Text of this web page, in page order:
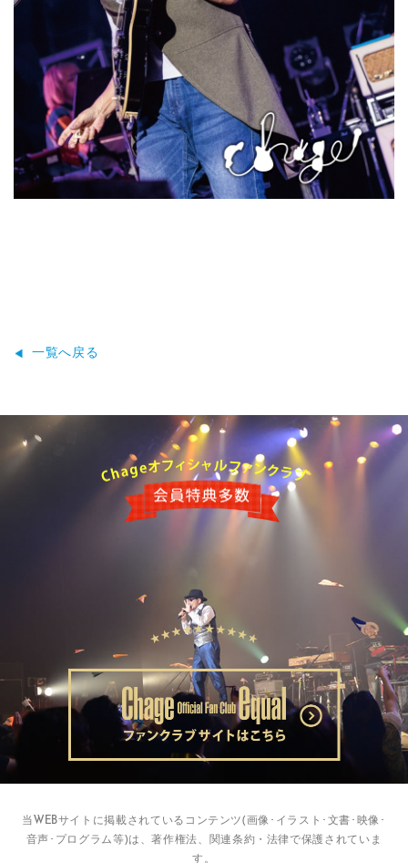
一覧へ戻る
当WEBサイトに掲載されているコンテンツ(画像･イラスト･文書･映像･
音声･プログラム等)は、著作権法、関連条約・法律で保護されていま
す。